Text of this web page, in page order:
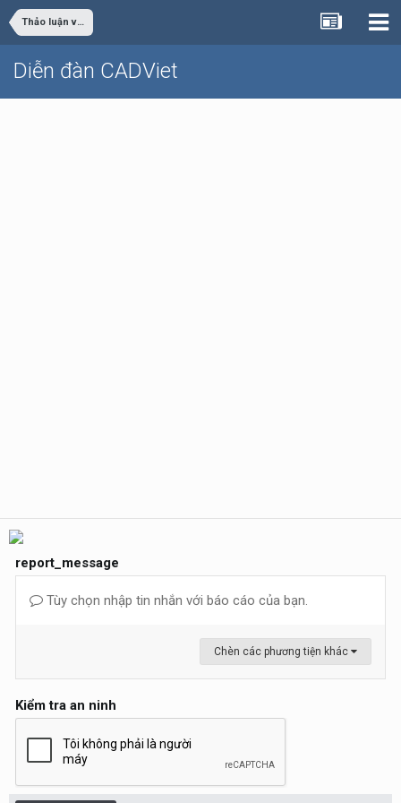
Thảo luận vỉa hè
Diễn đàn CADViet
report_message
Tùy chọn nhập tin nhắn với báo cáo của bạn.
Chèn các phương tiện khác
Kiểm tra an ninh